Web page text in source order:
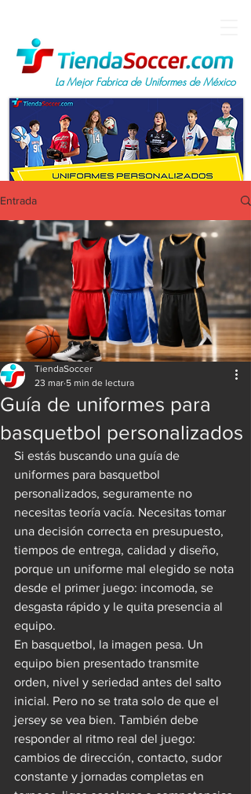
La Mejor Fabrica de Uniformes de México
Entrada
Guía de uniformes para
basquetbol personalizados
TiendaSoccer
23 mar 5 min de lectura
Si estás buscando una guía de
uniformes para basquetbol
personalizados, seguramente no
necesitas teoría vacía. Necesitas tomar
una decisión correcta en presupuesto,
tiempos de entrega, calidad y diseño,
porque un uniforme mal elegido se nota
desde el primer juego: incomoda, se
desgasta rápido y le quita presencia al
equipo.
En basquetbol, la imagen pesa. Un
equipo bien presentado transmite
orden, nivel y seriedad antes del salto
inicial. Pero no se trata solo de que el
jersey se vea bien. También debe
responder al ritmo real del juego:
cambios de dirección, contacto, sudor
constante y jornadas completas en